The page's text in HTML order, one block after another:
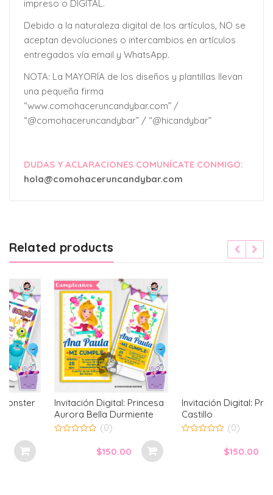
impreso o DIGITAL.
Debido a la naturaleza digital de los artículos, NO se
aceptan devoluciones o intercambios en artículos
entregados vía email y WhatsApp.
NOTA: La MAYORÍA de los diseños y plantillas llevan
una pequeña firma
“www.comohaceruncandybar.com” /
“@comohaceruncandybar” / “@hicandybar”
DUDAS Y ACLARACIONES COMUNÍCATE CONMIGO:
hola@comohaceruncandybar.com
Related products
Invitación Digital: Princesa
Aurora Bella Durmiente
out
of
5
(0)
Invitación Digital: Princesa
Castillo
out
of
5
(0)